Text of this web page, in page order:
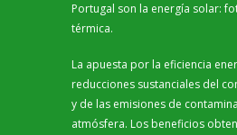
Portugal son la energía solar:
térmica.
La apuesta por la eficiencia
reducciones sustanciales del
y de las emisiones de
atmósfera. Los beneficios